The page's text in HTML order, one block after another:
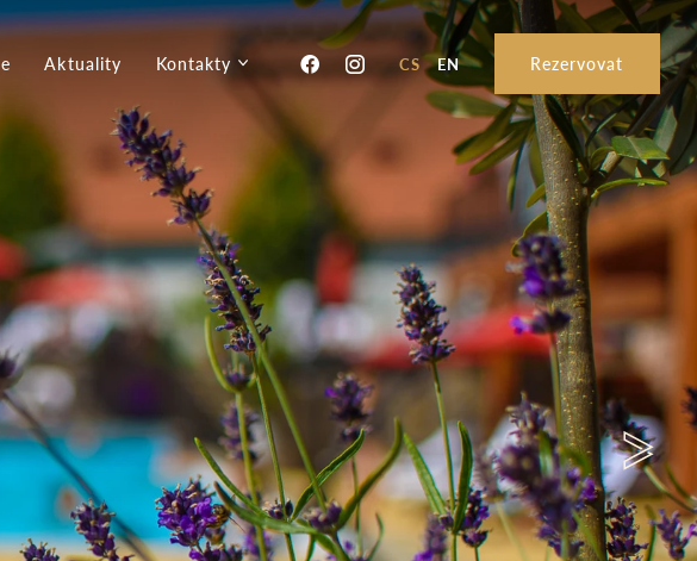
Aktuality Kontakty CS EN Rezervovat